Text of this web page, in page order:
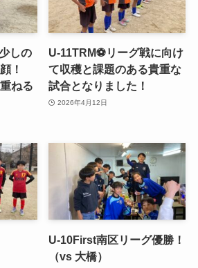
しの
！
ねる
U-11TRM⚽️リーグ戦に向け
て収穫と課題のある貴重な
試合となりました！
2026年4月12日
U-10First南区リーグ優勝！
（vs 大橋）